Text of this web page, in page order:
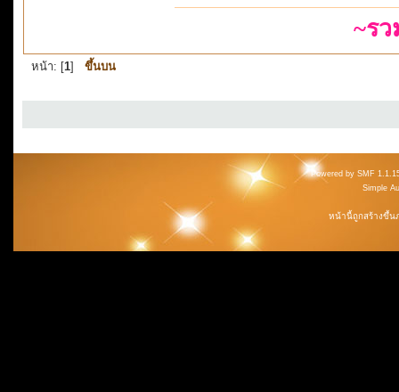
~ร
หน้า: [1] ขึ้นบน
Powered by SMF
Simple
หน้านี้ถูกสร้างขึ้น